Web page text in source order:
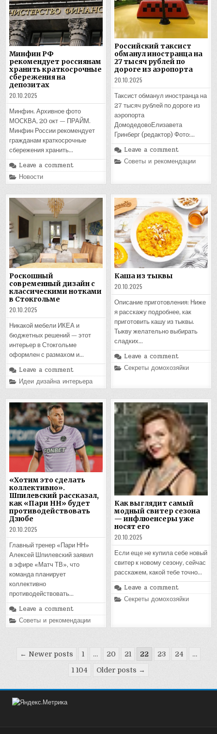
Минфин РФ
рекомендует россиянам
хранить краткосрочные
сбережения на
депозитах
20.10.2025
Минфин. Архивное фото
МОСКВА, 20 окт — ПРАЙМ.
Минфин России рекомендует
гражданам краткосрочные
сбережения хранить…
Leave a comment
Posted
in
Новости
Российский таксист
обманул иностранца на
27 тысяч рублей по
дороге из аэропорта
20.10.2025
Таксист обманул иностранца на
27 тысяч рублей по дороге из
аэропорта
ДомодедовоЕлизавета
Гринберг (редактор) Фото:…
Leave a comment
Posted
Советы и рекомендации
Роскошный
современный дизайн с
классическими нотками
в Стокгольме
20.10.2025
Никакой мебели ИКЕА и
бюджетных решений — этот
интерьер в Стокгольме
оформлен с размахом и…
Leave a comment
Posted
in
Идеи дизайна интерьера
Каша из тыквы
20.10.2025
Описание приготовления: Ниже
я расскажу подробнее, как
приготовить кашу из тыквы.
Тыкву желательно выбирать
сладких…
Leave a comment
Posted
Секреты домохозяйки
«Хотим это сделать
коллективно».
Шпилевский рассказал,
как «Пари НН» будет
противодействовать
Дзюбе
20.10.2025
Главный тренер «Пари НН»
Алексей Шпилевский заявил
в эфире «Матч ТВ», что
команда планирует
коллективно
противодействовать…
Leave a comment
Posted
in
Советы и рекомендации
Как выглядит самый
модный свитер сезона
— инфлюенсеры уже
носят его
20.10.2025
Если еще не купила себе новый
свитер к новому сезону, сейчас
расскажем, какой тебе точно…
Leave a comment
Posted
Секреты домохозяйки
Пагинация
← Newer posts 1 … 20 21 22 23 24 …
1 104 Older posts →